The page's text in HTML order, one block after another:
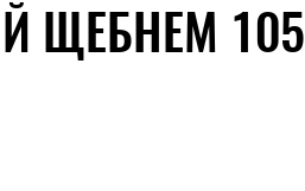
ЩЕБНЕМ 105